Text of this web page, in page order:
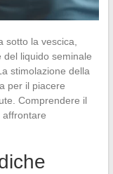
sotto la vescica,
del liquido seminale
stimolazione della
per il piacere
Comprendere il